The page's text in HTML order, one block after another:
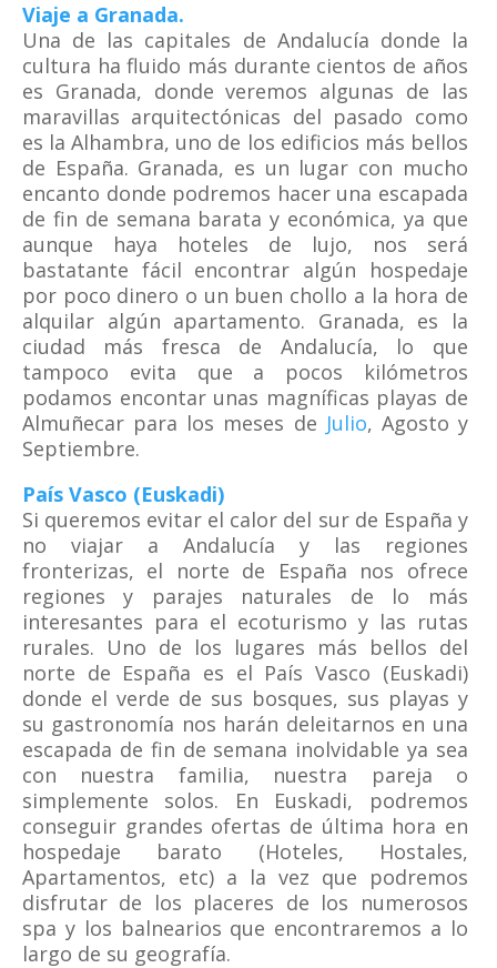
Viaje a Granada.
Una de las capitales de Andalucía donde la
cultura ha fluido más durante cientos de años
es Granada, donde veremos algunas de las
maravillas arquitectónicas del pasado como
es la Alhambra, uno de los edificios más bellos
de España. Granada, es un lugar con mucho
encanto donde podremos hacer una escapada
de fin de semana barata y económica, ya que
aunque haya hoteles de lujo, nos será
bastatante fácil encontrar algún hospedaje
por poco dinero o un buen chollo a la hora de
alquilar algún apartamento. Granada, es la
ciudad más fresca de Andalucía, lo que
tampoco evita que a pocos kilómetros
podamos encontar unas magníficas playas de
Almuñecar para los meses de Julio, Agosto y
Septiembre.
País Vasco (Euskadi)
Si queremos evitar el calor del sur de España y
no viajar a Andalucía y las regiones
fronterizas, el norte de España nos ofrece
regiones y parajes naturales de lo más
interesantes para el ecoturismo y las rutas
rurales. Uno de los lugares más bellos del
norte de España es el País Vasco (Euskadi)
donde el verde de sus bosques, sus playas y
su gastronomía nos harán deleitarnos en una
escapada de fin de semana inolvidable ya sea
con nuestra familia, nuestra pareja o
simplemente solos. En Euskadi, podremos
conseguir grandes ofertas de última hora en
hospedaje barato (Hoteles, Hostales,
Apartamentos, etc) a la vez que podremos
disfrutar de los placeres de los numerosos
spa y los balnearios que encontraremos a lo
largo de su geografía.